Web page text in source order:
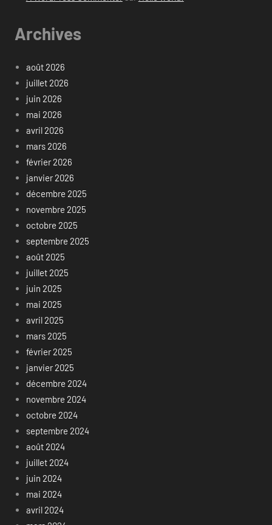
Archives
août 2026
juillet 2026
juin 2026
mai 2026
avril 2026
mars 2026
février 2026
janvier 2026
décembre 2025
novembre 2025
octobre 2025
septembre 2025
août 2025
juillet 2025
juin 2025
mai 2025
avril 2025
mars 2025
février 2025
janvier 2025
décembre 2024
novembre 2024
octobre 2024
septembre 2024
août 2024
juillet 2024
juin 2024
mai 2024
avril 2024